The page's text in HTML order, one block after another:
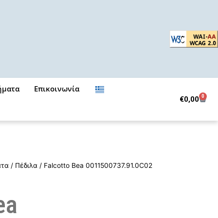
Επικοινωνία
€0,00 0
Cart
/ Πέδιλα / Falcotto Bea 0011500737.91.0C02